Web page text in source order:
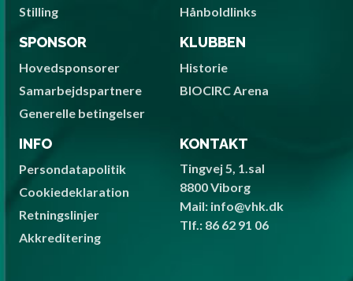
Stilling
Hånboldlinks
SPONSOR
Hovedsponsorer
Samarbejdspartnere
Generelle betingelser
KLUBBEN
Historie
BIOCIRC Arena
INFO
Persondatapolitik
Cookiedeklaration
Retningslinjer
Akkreditering
KONTAKT
Tingvej 5, 1.sal
8800 Viborg
Mail: info@vhk.dk
Tlf.: 86 62 91 06